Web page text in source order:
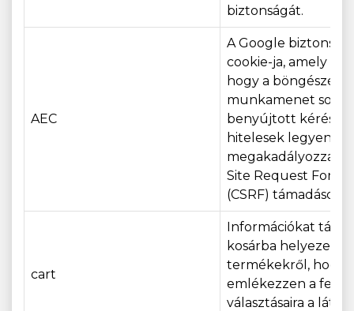
biztonságát.
AEC
A Google biztonsági
cookie-ja, amely
hogy a böngészési
munkamenet során
benyújtott kérések
hitelesek legyenek,
megakadályozza a
Site Request
(CSRF)
cart
Információkat tárol
kosárba helyezett
termékekről, hogy
emlékezzen a
választásaira a